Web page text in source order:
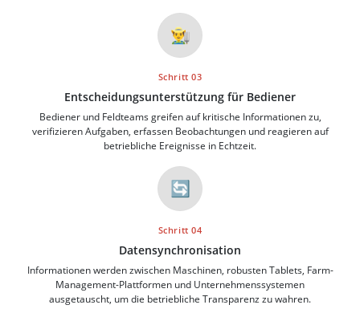
👨‍🌾
Schritt 03
Entscheidungsunterstützung für Bediener
Bediener und Feldteams greifen auf kritische Informationen zu,
verifizieren Aufgaben, erfassen Beobachtungen und reagieren auf
betriebliche Ereignisse in Echtzeit.
🔄
Schritt 04
Datensynchronisation
Informationen werden zwischen Maschinen, robusten Tablets, Farm-
Management-Plattformen und Unternehmenssystemen
ausgetauscht, um die betriebliche Transparenz zu wahren.